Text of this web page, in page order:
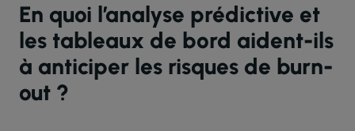
En quoi l’analyse prédictive et
les tableaux de bord aident-ils
à anticiper les risques de burn-
out ?